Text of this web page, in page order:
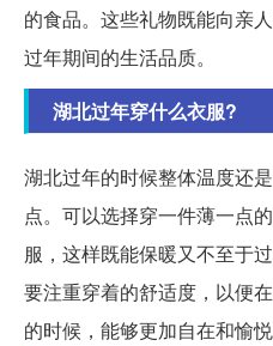
的食品。这些礼物既能向亲
过年期间的生活品质。
湖北过年穿什么衣服?
湖北过年的时候整体温度还
点。可以选择穿一件薄一点
服，这样既能保暖又不至于
要注重穿着的舒适度，以便
的时候，能够更加自在和愉悦